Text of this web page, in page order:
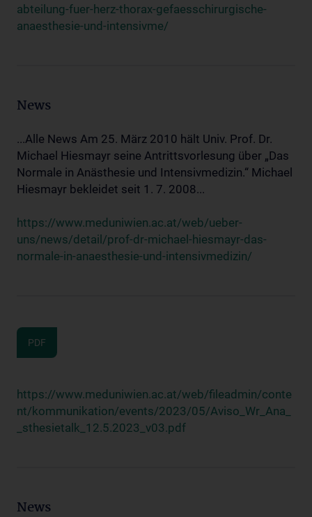
abteilung-fuer-herz-thorax-gefaesschirurgische-
anaesthesie-und-intensivme/
News
...Alle News Am 25. März 2010 hält Univ. Prof. Dr.
Michael Hiesmayr seine Antrittsvorlesung über „Das
Normale in Anästhesie und Intensivmedizin.“ Michael
Hiesmayr bekleidet seit 1. 7. 2008...
https://www.meduniwien.ac.at/web/ueber-
uns/news/detail/prof-dr-michael-hiesmayr-das-
normale-in-anaesthesie-und-intensivmedizin/
PDF
https://www.meduniwien.ac.at/web/fileadmin/conte
nt/kommunikation/events/2023/05/Aviso_Wr_Ana_
_sthesietalk_12.5.2023_v03.pdf
News